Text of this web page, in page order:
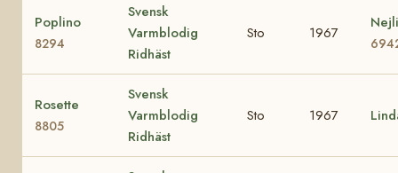
Poplino
8294
Svensk
Varmblodig
Ridhäst
Sto 1967
Rosette
8805
Svensk
Varmblodig
Ridhäst
Sto 1967